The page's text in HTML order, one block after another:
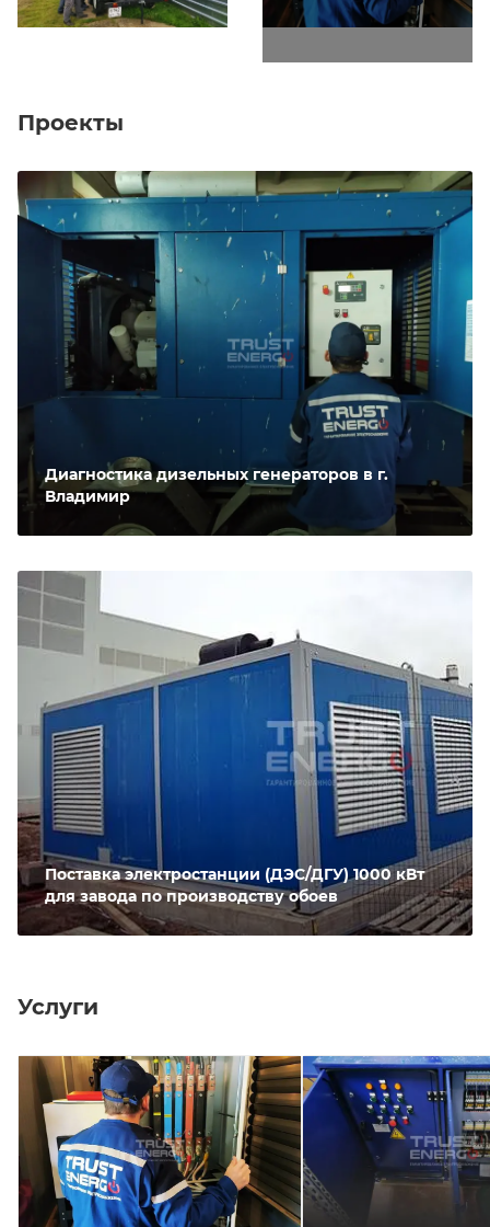
Проекты
Диагностика дизельных генераторов в г.
Владимир
Поставка электростанции (ДЭС/ДГУ) 1000 кВт
для завода по производству обоев
Услуги